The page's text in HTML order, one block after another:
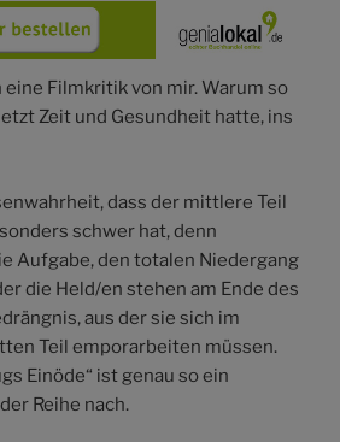
eine Filmkritik von mir. Warum so
Zeit und Gesundheit hatte, ins
dass der mittlere Teil
schwer hat, denn
Aufgabe, den totalen Niedergang
die Held/en stehen am Ende des
aus der sie sich im
Teil emporarbeiten müssen.
Einöde“ ist genau so ein
Reihe nach.